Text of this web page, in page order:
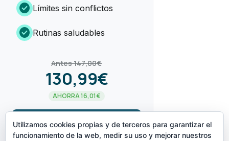
check_circle Límites sin conflictos
check_circle Rutinas saludables
Antes 147,00€
130,99€
AHORRA 16,01€
¡LO QUIERO!arrow_forward
Utilizamos cookies propias y de terceros para garantizar el
funcionamiento de la web, medir su uso y mejorar nuestros